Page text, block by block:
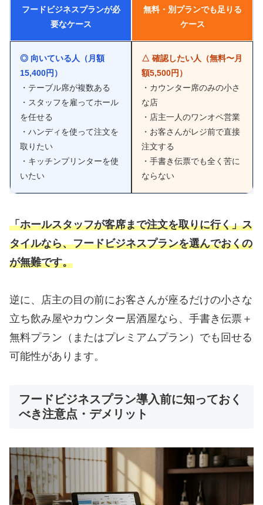
フードビジネスプランが必
要なケース
無料・別プランでも足りる
ケース
◎ 向いている人（月額
15,400円）
・テーブル席が複数ある
・スタッフを雇ってホール
を任せる
・ハンディを使って注文を
取りたい
・キッチンプリンターを使
いたい
△ 確認したい人（無料〜月
額5,500円）
・カウンター席のみの小さ
な店
・店主一人のワンオペ営業
・お客さんがレジ前で直接
注文する
・手書き伝票でも全く苦に
ならない
「ホールスタッフが客席まで注文を取りに行く」ス
タイルなら、フードビジネスプランを選んでおくの
が無難です。
逆に、店主の目の前にお客さんが座るだけの小さな
立ち飲み屋やカウンター居酒屋なら、手書き伝票＋
無料プラン（またはプレミアムプラン）でも回せる
可能性があります。
フードビジネスプラン導入前に知っておく
べき注意点・デメリット